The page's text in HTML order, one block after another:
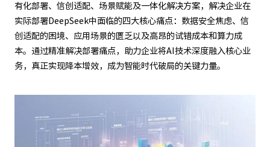
有化部署、信创适配、场景赋能及一体化解决方案，解决企业在
实际部署DeepSeek中面临的四大核心痛点：数据安全焦虑、信
创适配的困境、应用场景的匮乏以及高昂的试错成本和算力成
本。通过精准解决部署痛点，助力企业将AI技术深度融入核心业
务，真正实现降本增效，成为智能时代破局的关键力量。